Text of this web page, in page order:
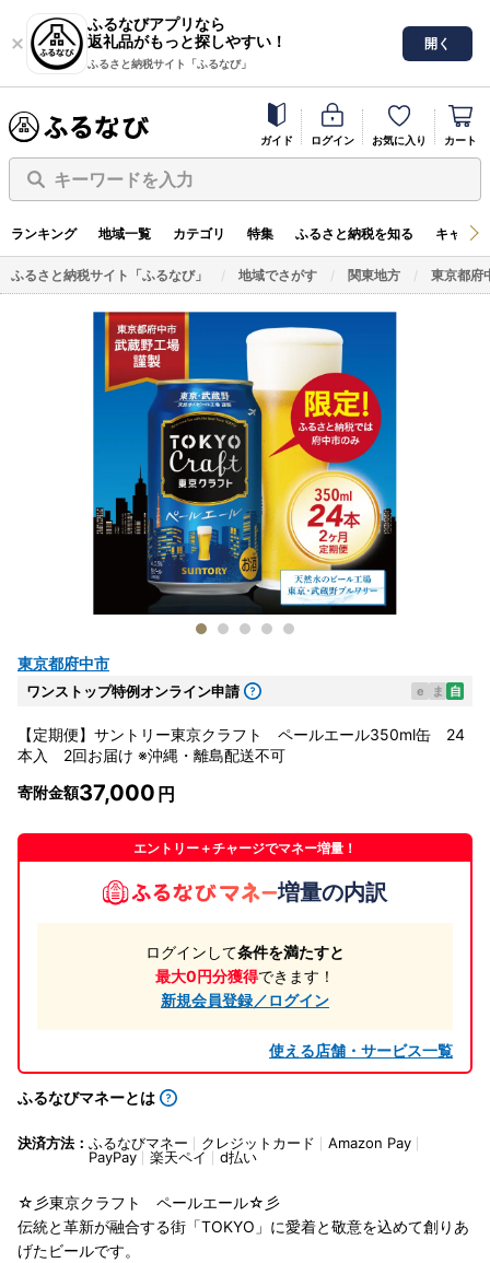
ふるなびアプリなら
返礼品がもっと探しやすい！
ふるさと納税サイト「ふるなび」
開く
ガイド ログイン お気に入り カート
キーワードを入力
ランキング 地域一覧 カテゴリ 特集 ふるさと納税を知る キャン
ふるさと納税サイト「ふるなび」 地域でさがす 関東地方 東京都府
東京都府中市
ワンストップ特例オンライン申請 e ま 自
【定期便】サントリー東京クラフト ペールエール350ml缶 24
本入 2回お届け ※沖縄・離島配送不可
寄附金額37,000
エントリー＋チャージでマネー増量！
増量の内訳
ログインして条件を満たすと
最大0円分獲得できます！
新規会員登録／ログイン
使える店舗・サービス一覧
ふるなびマネーとは
決済方法： ふるなびマネー クレジットカード
Amazon Pay
PayPay
楽天ペイ d払い
☆彡東京クラフト ペールエール☆彡
伝統と革新が融合する街「TOKYO」に愛着と敬意を込めて創りあ
げたビールです。